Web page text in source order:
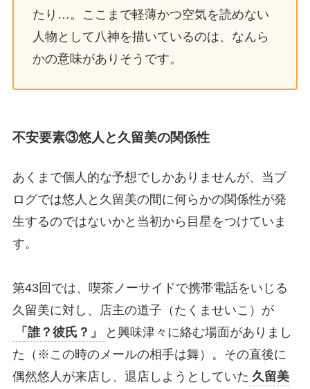
たり…。ここまで軽薄かつ空気を読めない
人物として八神を描いているのは、なんら
かの意味がありそうです。
不安要素③悠人と久留美の関係性
あくまで個人的な予想でしかありませんが、当ブ
ログでは悠人と久留美の間に何らかの関係性が発
生するのではないかと当初から目星をつけていま
す。
第43回では、喫茶ノーサイドで携帯電話をいじる
久留美に対し、店主の道子（たくませいこ）が
「誰？彼氏？」
と興味津々に絡む場面がありまし
た（※この時のメールの相手は舞）。その直後に
偶然悠人が来店し、退店しようとしていた 久留美